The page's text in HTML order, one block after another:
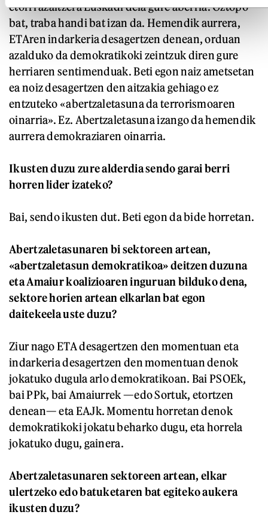
etorri azaltzera Euskadi dela gure aberria. Oztopo
bat, traba handi bat izan da. Hemendik aurrera,
ETAren indarkeria desagertzen denean, orduan
azalduko da demokratikoki zeintzuk diren gure
herriaren sentimenduak. Beti egon naiz ametsetan
ea noiz desagertzen den aitzakia gehiago ez
entzuteko «abertzaletasuna da terrorismoaren
oinarria». Ez. Abertzaletasuna izango da hemendik
aurrera demokraziaren oinarria.
Ikusten duzu zure alderdia sendo garai berri
horren lider izateko?
Bai, sendo ikusten dut. Beti egon da bide horretan.
Abertzaletasunaren bi sektoreen artean,
«abertzaletasun demokratikoa» deitzen duzuna
eta Amaiur koalizioaren inguruan bilduko dena,
sektore horien artean elkarlan bat egon
daitekeela uste duzu?
Ziur nago ETA desagertzen den momentuan eta
indarkeria desagertzen den momentuan denok
jokatuko dugula arlo demokratikoan. Bai PSOEk,
bai PPk, bai Amaiurrek —edo Sortuk, etortzen
denean— eta EAJk. Momentu horretan denok
demokratikoki jokatu beharko dugu, eta horrela
jokatuko dugu, gainera.
Abertzaletasunaren sektoreen artean, elkar
ulertzeko edo batuketaren bat egiteko aukera
ikusten duzu?